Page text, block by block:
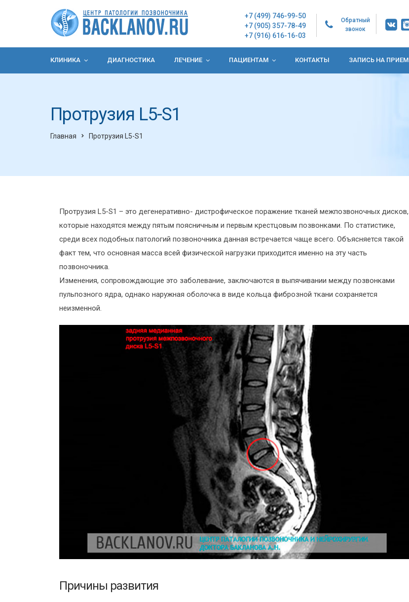
+7 (499) 746-99-50
+7 (905) 357-78-49
+7 (916) 616-16-03
Обратный
звонок
КЛИНИКА ДИАГНОСТИКА ЛЕЧЕНИЕ ПАЦИЕНТАМ КОНТАКТЫ ЗАПИСЬ НА ПРИЕМ
Протрузия L5-S1
Главная Протрузия L5-S1
Протрузия L5-S1 – это дегенеративно- дистрофическое поражение тканей межпозвоночных дисков,
которые находятся между пятым поясничным и первым крестцовым позвонками. По статистике,
среди всех подобных патологий позвоночника данная встречается чаще всего. Объясняется такой
факт тем, что основная масса всей физической нагрузки приходится именно на эту часть
позвоночника.
Изменения, сопровождающие это заболевание, заключаются в выпячивании между позвонками
пульпозного ядра, однако наружная оболочка в виде кольца фиброзной ткани сохраняется
неизменной.
Причины развития